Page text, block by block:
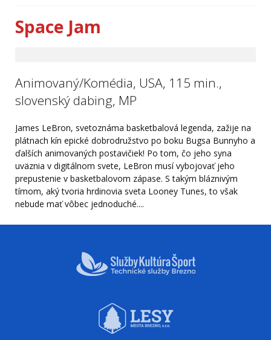
Space Jam
Animovaný/Komédia, USA, 115 min.,
slovenský dabing, MP
James LeBron, svetoznáma basketbalová legenda, zažije na
plátnach kín epické dobrodružstvo po boku Bugsa Bunnyho a
ďalších animovaných postavičiek! Po tom, čo jeho syna
uväznia v digitálnom svete, LeBron musí vybojovať jeho
prepustenie v basketbalovom zápase. S takým bláznivým
tímom, aký tvoria hrdinovia sveta Looney Tunes, to však
nebude mať vôbec jednoduché....